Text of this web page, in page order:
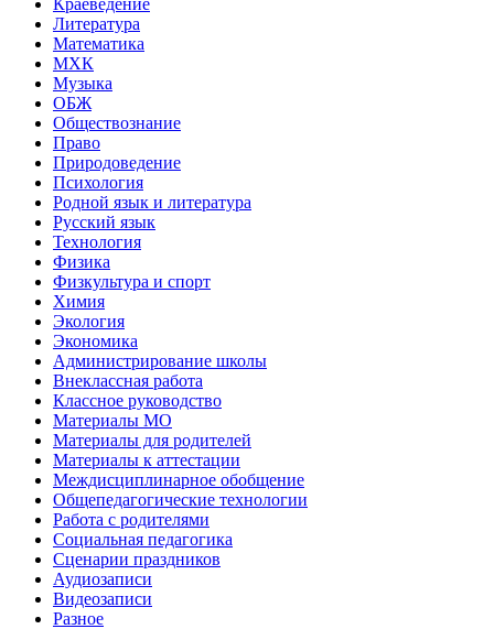
Литература
Математика
МХК
Музыка
ОБЖ
Обществознание
Право
Природоведение
Психология
Родной язык и литература
Русский язык
Технология
Физика
Физкультура и спорт
Химия
Экология
Экономика
Администрирование школы
Внеклассная работа
Классное руководство
Материалы МО
Материалы для родителей
Материалы к аттестации
Междисциплинарное обобщение
Общепедагогические технологии
Работа с родителями
Социальная педагогика
Сценарии праздников
Аудиозаписи
Видеозаписи
Разное